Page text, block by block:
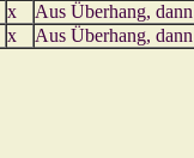
x Aus Überhang,
x Aus Überhang,